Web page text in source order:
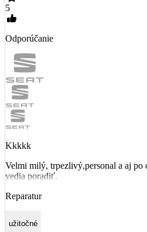
5
Odporúčanie
Kkkkk
Velmi milý, trpezlivý,personal a aj po
vedia poradiť.
Reparatur
užitočné